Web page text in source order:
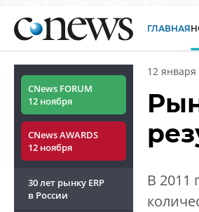
ГЛАВНАЯ
CNews FORUM
12 ноября
CNews AWARDS
12 ноября
30 лет рынку ERP
в России
12 января
В 2011